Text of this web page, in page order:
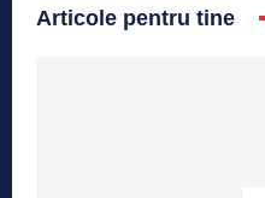
Articole pentru tine